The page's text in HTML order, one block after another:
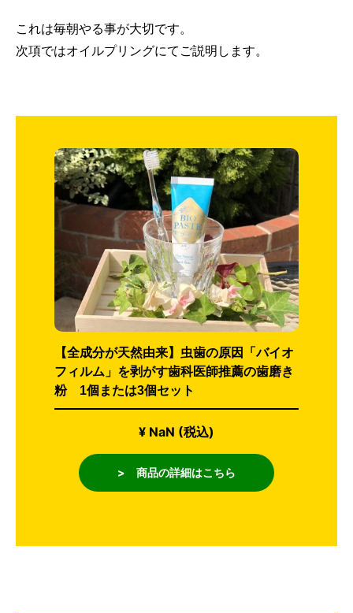
これは毎朝やる事が大切です。
次項ではオイルプリングにてご説明します。
【全成分が天然由来】虫歯の原因「バイオ
フィルム」を剥がす歯科医師推薦の歯磨き
粉 1個または3個セット
¥ NaN (税込)
> 商品の詳細はこちら